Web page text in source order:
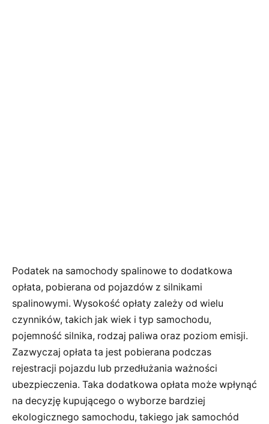
Podatek na samochody spalinowe to dodatkowa
opłata, pobierana od pojazdów z silnikami
spalinowymi. Wysokość opłaty zależy od wielu
czynników, takich jak wiek i typ samochodu,
pojemność silnika, rodzaj paliwa oraz poziom emisji.
Zazwyczaj opłata ta jest pobierana podczas
rejestracji pojazdu lub przedłużania ważności
ubezpieczenia. Taka dodatkowa opłata może wpłynąć
na decyzję kupującego o wyborze bardziej
ekologicznego samochodu, takiego jak samochód